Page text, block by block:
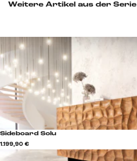
Weitere Artikel aus der Serie
Sideboard Solu
1.199,90 €